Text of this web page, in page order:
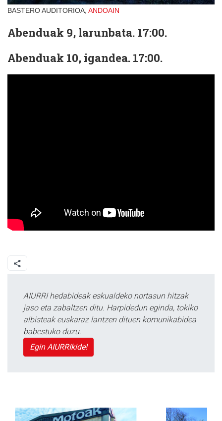
BASTERO AUDITORIOA, ANDOAIN
Abenduak 9, larunbata. 17:00.
Abenduak 10, igandea. 17:00.
AIURRI hedabideak eskualdeko nortasun hitzak
jaso eta zabaltzen ditu. Harpidedun eginda, tokiko
albisteak euskaraz lantzen dituen komunikabidea
babestuko duzu.
Egin AIURRIkide!